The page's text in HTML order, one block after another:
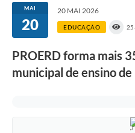
MAI
20
20 MAI 2026
EDUCAÇÃO
PROERD forma mais
municipal de ensino